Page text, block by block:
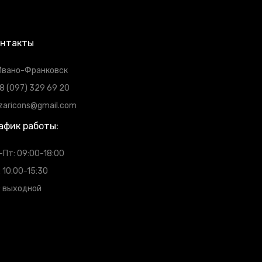
Франковск
(097) 329 69 20
работы:
09:00-18:00
10:00-15:30
выходной